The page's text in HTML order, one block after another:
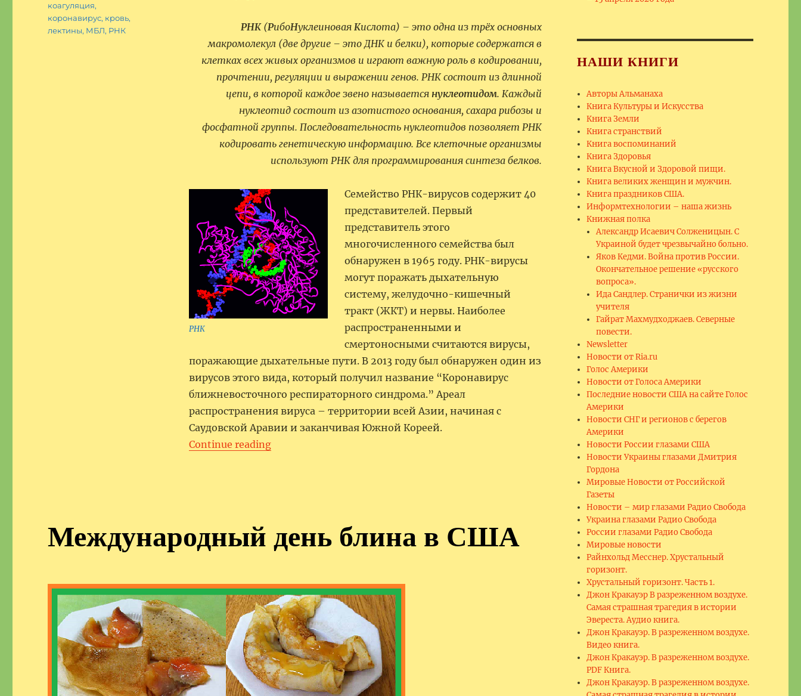
РНК(РибоНуклеиновая Кислота) – это одна из трёх основных
макромолекул (две другие – это ДНК и белки), которые содержатся в
клетках всех живых организмов и играют важную роль в кодировании,
прочтении, регуляции и выражении генов. РНК состоит из длинной
цепи, в которой каждое звено называется нуклеотидом. Каждый
нуклеотид состоит из азотистого основания, сахара рибозы и
фосфатной группы. Последовательность нуклеотидов позволяет РНК
кодировать генетическую информацию. Все клеточные организмы
используют РНК для программирования синтеза белков.
РНК
Семейство РНК-вирусов содержит 40
представителей. Первый
представитель этого
многочисленного семейства был
обнаружен в 1965 году. РНК-вирусы
могут поражать дыхательную
систему, желудочно-кишечный
тракт (ЖКТ) и нервы. Наиболее
распространенными и
смертоносными считаются вирусы,
поражающие дыхательные пути. В 2013 году был обнаружен один из
вирусов этого вида, который получил название “Коронавирус
ближневосточного респираторного синдрома.” Ареал
распространения вируса – территории всей Азии, начиная с
Саудовской Аравии и заканчивая Южной Кореей.
Continue reading“Коронавирус и свертываемость крови”
коагуляция,
коронавирус, кровь,
лектины, МБЛ, РНК
Международный день блина в США
НАШИ КНИГИ
Авторы Альманаха
Книга Культуры и Искусства
Книга Земли
Книга странствий
Книга воспоминаний
Книга Здоровья
Книга Вкусной и Здоровой пищи.
Книга великих женщин и мужчин.
Книга праздников США.
Информтехнологии – наша жизнь
Книжная полка
Александр Исаевич Солженицын. С
Украиной будет чрезвычайно больно.
Яков Кедми. Война против России.
Окончательное решение «русского
вопроса».
Ида Сандлер. Странички из жизни
учителя
Гайрат Махмудходжаев. Северные
повести.
Newsletter
Новости от Ria.ru
Голос Америки
Новости от Голоса Америки
Последние новости США на сайте Голос
Америки
Новости СНГ и регионов с берегов
Америки
Новости России глазами США
Новости Украины глазами Дмитрия
Гордона
Мировые Новости от Российской
Газеты
Новости – мир глазами Радио Свобода
Украина глазами Радио Свобода
России глазами Радио Свобода
Мировые новости
Райнхольд Месснер. Хрустальный
горизонт.
Хрустальный горизонт. Часть 1.
Джон Кракауэр В разреженном воздухе.
Самая страшная трагедия в истории
Эвереста. Аудио книга.
Джон Кракауэр. В разреженном воздухе.
Видео книга.
Джон Кракауэр. В разреженном воздухе.
PDF Книга.
Джон Кракауэр. В разреженном воздухе.